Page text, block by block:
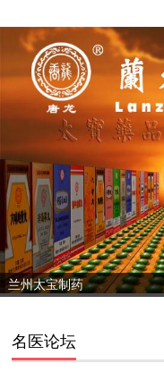
兰州太宝制药
名医论坛